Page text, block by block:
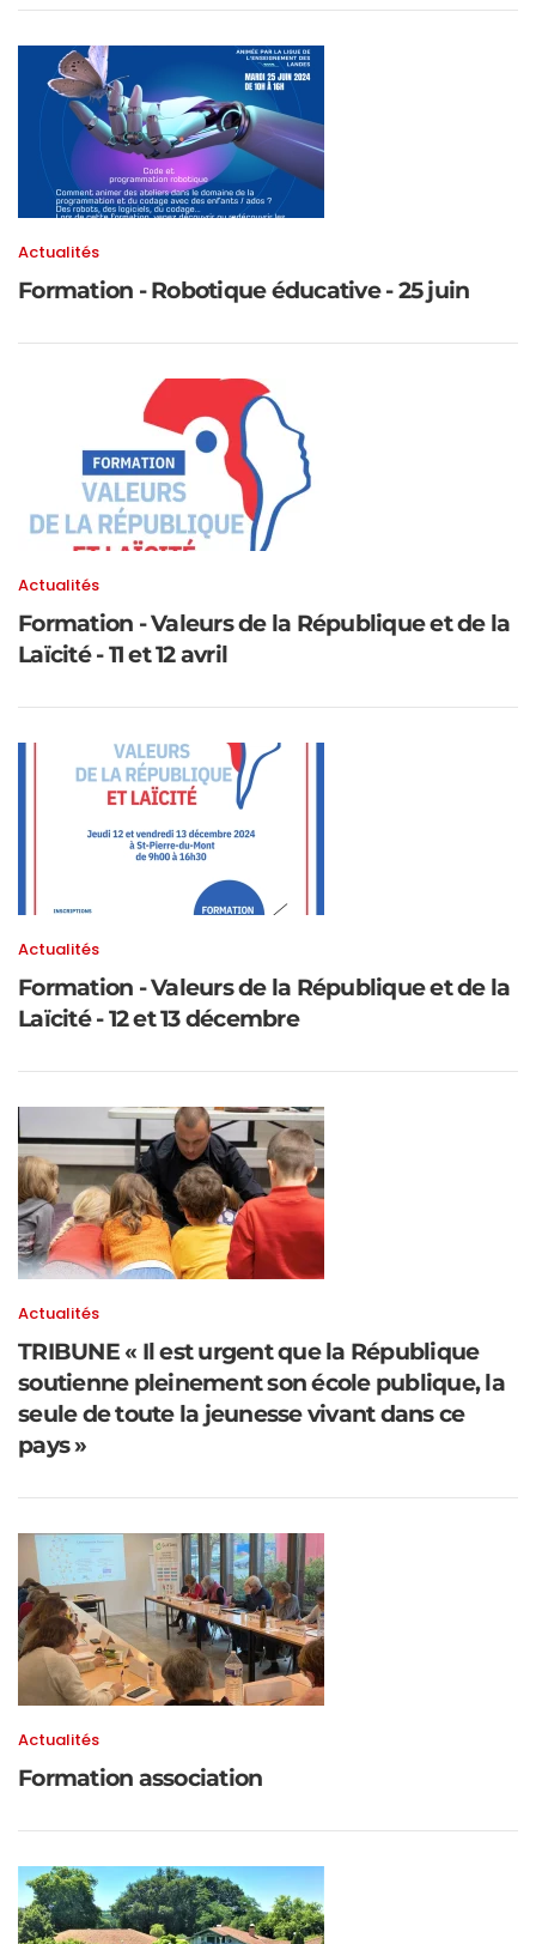
Actualités
Formation - Robotique éducative - 25 juin
Actualités
Formation - Valeurs de la République et de la
Laïcité - 11 et 12 avril
Actualités
Formation - Valeurs de la République et de la
Laïcité - 12 et 13 décembre
Actualités
TRIBUNE « Il est urgent que la République
soutienne pleinement son école publique, la
seule de toute la jeunesse vivant dans ce
pays »
Actualités
Formation association